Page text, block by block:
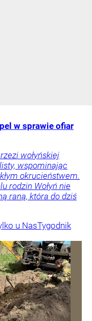
w sprawie ofiar
wołyńskiej
wspominając
okrucieństwem.
rodzin Wołyń nie
raną, która do dziś
u NasTygodnik